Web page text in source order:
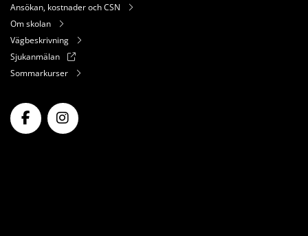
Ansökan, kostnader och CSN
Om skolan
Vägbeskrivning
Sjukanmälan
Sommarkurser